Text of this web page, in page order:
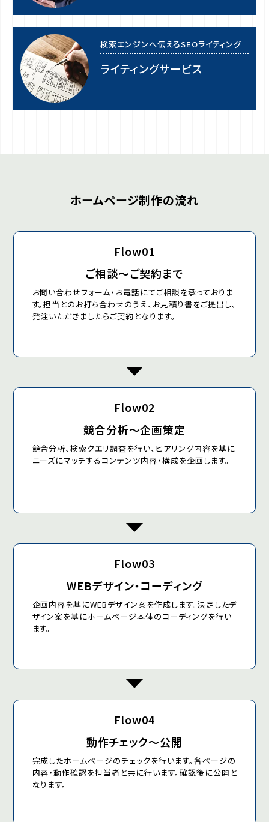
検索エンジンへ伝えるSEOライティング
ライティングサービス
ホームページ制作の流れ
Flow01
ご相談～ご契約まで
お問い合わせフォーム・お電話にてご相談を承っておりま
す。担当とのお打ち合わせのうえ、お見積り書をご提出し、
発注いただきましたらご契約となります。
Flow02
競合分析〜企画策定
競合分析、検索クエリ調査を行い、ヒアリング内容を基に
ニーズにマッチするコンテンツ内容・構成を企画します。
Flow03
WEBデザイン・コーディング
企画内容を基にWEBデザイン案を作成します。決定したデ
ザイン案を基にホームページ本体のコーディングを行い
ます。
Flow04
動作チェック～公開
完成したホームページのチェックを行います。各ページの
内容・動作確認を担当者と共に行います。確認後に公開と
なります。